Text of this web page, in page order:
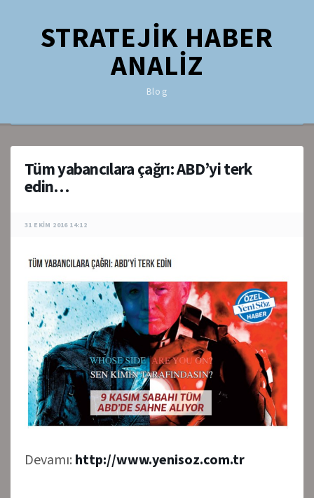
STRATEJİK HABER
ANALİZ
Blog
Tüm yabancılara çağrı: ABD’yi terk
edin…
31 EKIM 2016 14:12
Devamı: http://www.yenisoz.com.tr